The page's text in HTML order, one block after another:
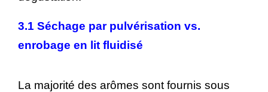
3.1 Séchage par pulvérisation vs.
enrobage en lit fluidisé
La majorité des arômes sont fournis sous